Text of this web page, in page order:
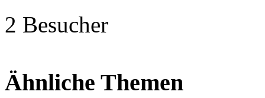
2 Besucher
Ähnliche Themen